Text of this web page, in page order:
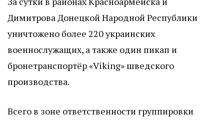
Димитрова Донецкой Народной Республики
уничтожено более 220 украинских
военнослужащих, а также один пикап и
бронетранспортёр «Viking» шведского
производства.
Всего в зоне ответственности группировки